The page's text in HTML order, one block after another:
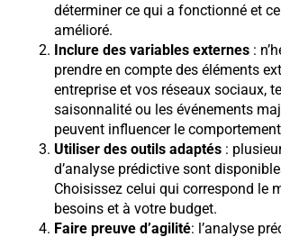
déterminer ce qui a fonctionné et
amélioré.
Inclure des variables externes :
prendre en compte des éléments
entreprise et vos réseaux sociaux,
saisonnalité ou les événements
peuvent influencer le
Utiliser des outils adaptés :
d’analyse prédictive sont
Choisissez celui qui correspond le
besoins et à votre budget.
Faire preuve d’agilité: l’analyse